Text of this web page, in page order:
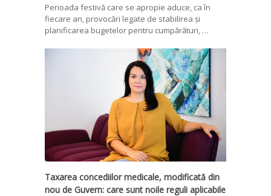
Perioada festivă care se apropie aduce, ca în
fiecare an, provocări legate de stabilirea și
planificarea bugetelor pentru cumpărături, …
Taxarea concediilor medicale, modificată din
nou de Guvern: care sunt noile reguli aplicabile